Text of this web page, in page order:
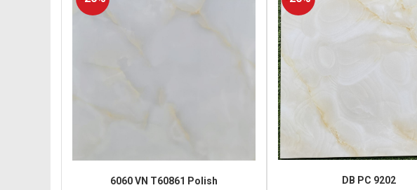
6060 VN T60861 Polish DB PC 9202